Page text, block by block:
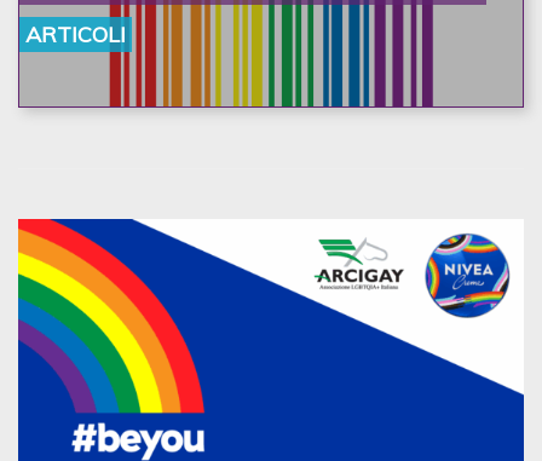
ARTICOLI